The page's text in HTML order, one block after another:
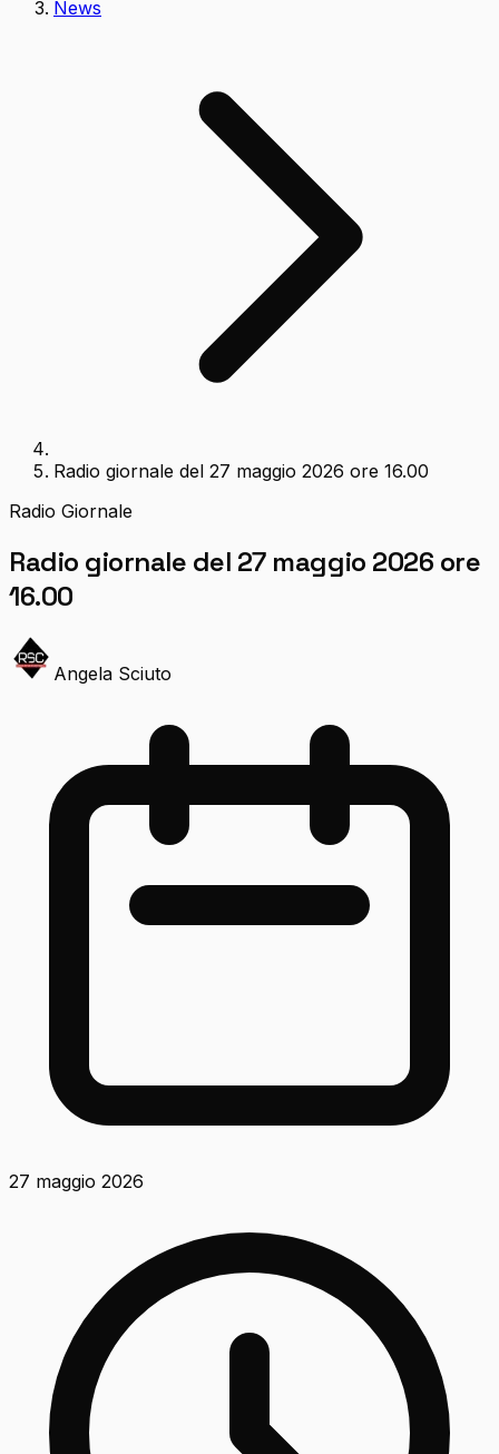
News
Radio giornale del 27 maggio 2026 ore 16.00
Radio Giornale
Radio giornale del 27 maggio 2026 ore
16.00
Angela Sciuto
27 maggio 2026